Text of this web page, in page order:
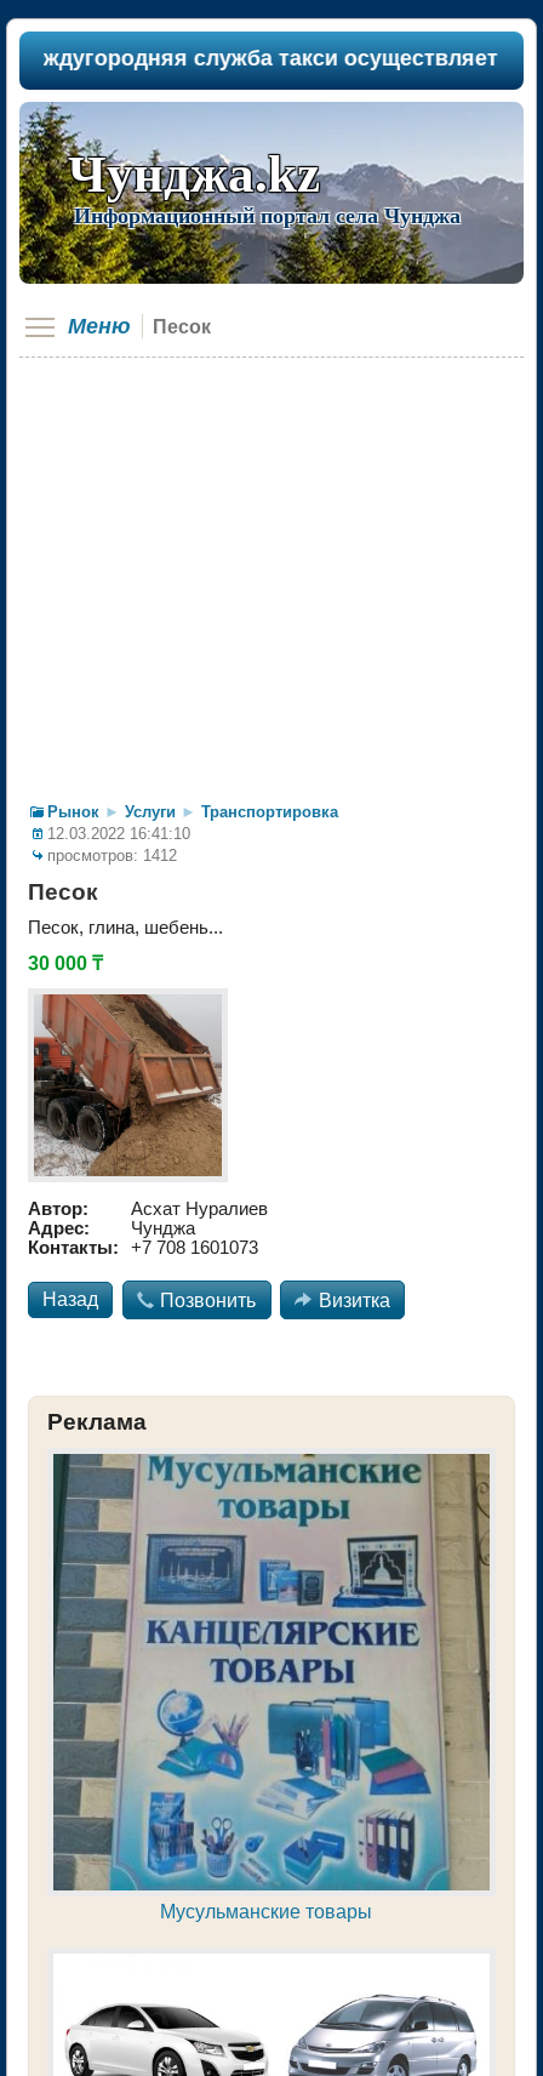
служба такси осуществляет
Чунджа.kz
Информационный портал села Чунджа
Меню Песок
Рынок ► Услуги ► Транспортировка
12.03.2022 16:41:10
просмотров: 1412
Песок
Песок, глина, шебень...
30 000 ₸
Автор:
Асхат Нуралиев
Адрес:
Чунджа
Контакты:
+7 708 1601073
Назад  Позвонить  Визитка
Реклама
Мусульманские товары